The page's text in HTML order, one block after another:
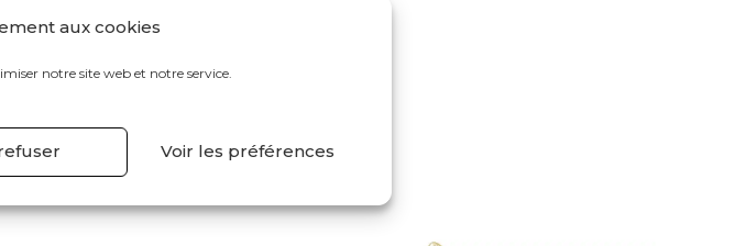
aux cookies
notre site web et notre service.
Voir les préférences
de Saint-Malo ainsi que